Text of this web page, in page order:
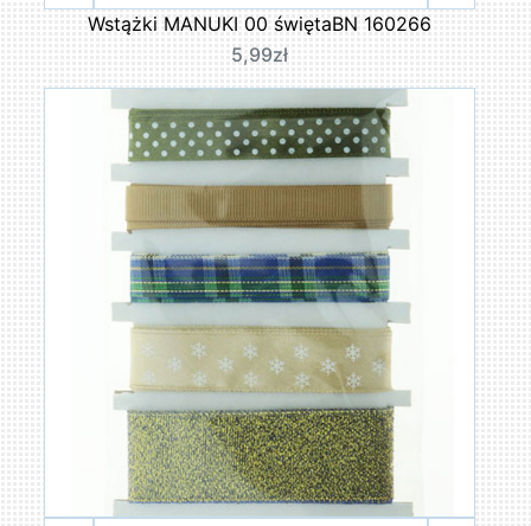
Wstążki MANUKI 00 świętaBN 160266
5,99zł